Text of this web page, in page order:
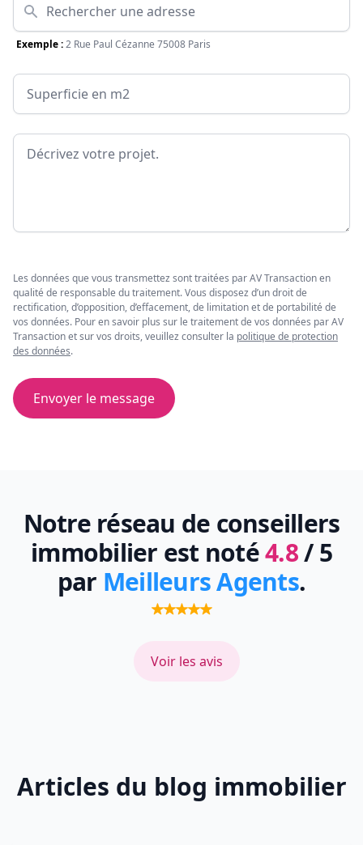
Exemple :2 Rue Paul Cézanne 75008 Paris
Surface
Message
Les données que vous transmettez sont traitées par AV Transaction en
qualité de responsable du traitement. Vous disposez d’un droit de
rectification, d’opposition, d’effacement, de limitation et de portabilité de
vos données. Pour en savoir plus sur le traitement de vos données par AV
Transaction et sur vos droits, veuillez consulter la politique de protection
des données.
Envoyer le message
Notre réseau de conseillers
immobilier est noté4.8/ 5
par Meilleurs Agents.
Voir les avis
Articles du blog immobilier